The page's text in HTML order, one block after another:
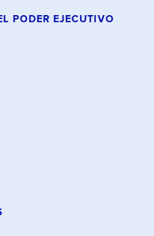
PODER EJECUTIVO